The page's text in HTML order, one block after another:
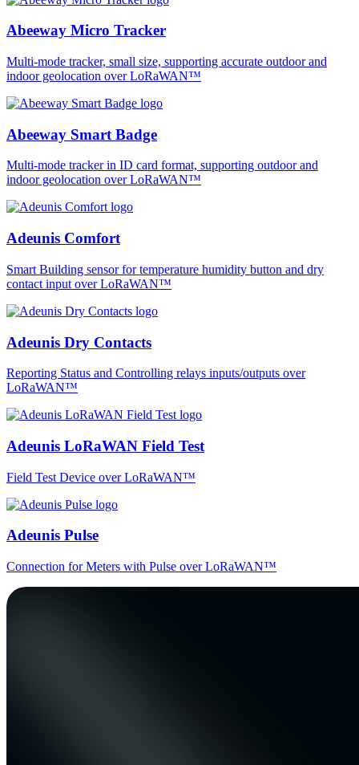
Abeeway Micro Tracker
Multi-mode tracker, small size, supporting accurate outdoor and
indoor geolocation over LoRaWAN™
Abeeway Smart Badge
Multi-mode tracker in ID card format, supporting outdoor and
indoor geolocation over LoRaWAN™
Adeunis Comfort
Smart Building sensor for temperature humidity button and dry
contact input over LoRaWAN™
Adeunis Dry Contacts
Reporting Status and Controlling relays inputs/outputs over
LoRaWAN™
Adeunis LoRaWAN Field Test
Field Test Device over LoRaWAN™
Adeunis Pulse
Connection for Meters with Pulse over LoRaWAN™